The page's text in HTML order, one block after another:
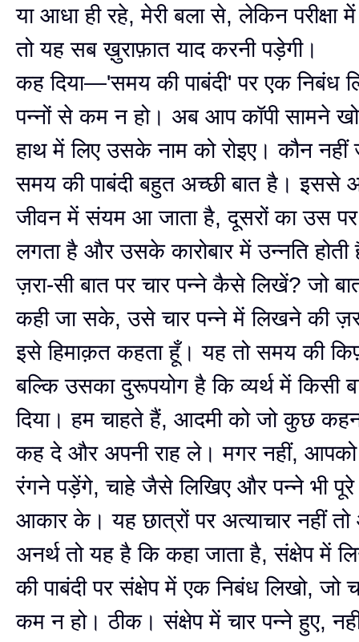
या आधा ही रहे, मेरी बला से, लेकिन परीक्षा
तो यह सब ख़ुराफ़ात याद करनी पड़ेगी।
कह दिया—'समय की पाबंदी' पर एक निबंध
पन्नों से कम न हो। अब आप कॉपी सामने
हाथ में लिए उसके नाम को रोइए। कौन नहीं
समय की पाबंदी बहुत अच्छी बात है। इससे
जीवन में संयम आ जाता है, दूसरों का उस
लगता है और उसके कारोबार में उन्नति
ज़रा-सी बात पर चार पन्ने कैसे लिखें? जो
कही जा सके, उसे चार पन्ने में लिखने की
इसे हिमाक़त कहता हूँ। यह तो समय की
बल्कि उसका दुरूपयोग है कि व्यर्थ में किसी
दिया। हम चाहते हैं, आदमी को जो कुछ
कह दे और अपनी राह ले। मगर नहीं, आपको
रंगने पड़ेंगे, चाहे जैसे लिखिए और पन्ने भी
आकार के। यह छात्रों पर अत्याचार नहीं
अनर्थ तो यह है कि कहा जाता है, संक्षेप में
की पाबंदी पर संक्षेप में एक निबंध लिखो, जो
कम न हो। ठीक। संक्षेप में चार पन्ने हुए,